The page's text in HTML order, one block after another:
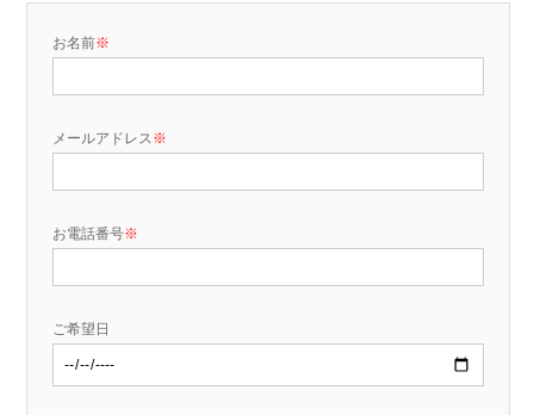
お名前※
メールアドレス※
お電話番号※
ご希望日